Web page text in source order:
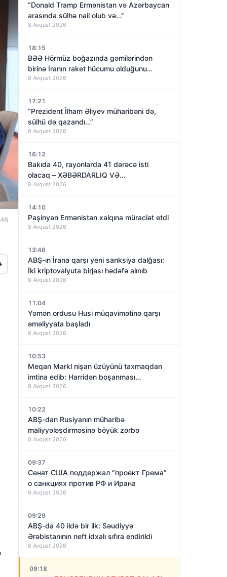
“Donald Tramp Ermənistan və Azərbaycan
arasında sülhə nail olub və…”
8 Avqust 2026
18:15
BƏƏ Hörmüz boğazında gəmilərindən
birinə İranın raket hücumu olduğunu
açıqladı
8 Avqust 2026
17:21
“Prezident İlham Əliyev müharibəni də,
sülhü də qazandı…”
8 Avqust 2026
16:12
Bakıda 40, rayonlarda 41 dərəcə isti
olacaq – XƏBƏRDARLIQ VƏ…
8 Avqust 2026
14:10
Paşinyan Ermənistan xalqına müraciət etdi
8 Avqust 2026
13:46
ABŞ-ın İrana qarşı yeni sanksiya dalğası:
İki kriptovalyuta birjası hədəfə alınıb
8 Avqust 2026
11:04
Yəmən ordusu Husi müqavimətinə qarşı
əməliyyata başladı
8 Avqust 2026
10:53
Meqan Markl nişan üzüyünü taxmaqdan
imtina edib: Harridən boşanması
yaxınlaşırmı?
8 Avqust 2026
10:22
ABŞ-dan Rusiyanın müharibə
maliyyələşdirməsinə böyük zərbə
8 Avqust 2026
09:37
Сенат США поддержал “проект Грема”
о санкциях против РФ и Ирана
8 Avqust 2026
09:29
ABŞ-da 40 ildə bir ilk: Səudiyyə
Ərəbistanının neft idxalı sıfıra endirildi
8 Avqust 2026
09:18